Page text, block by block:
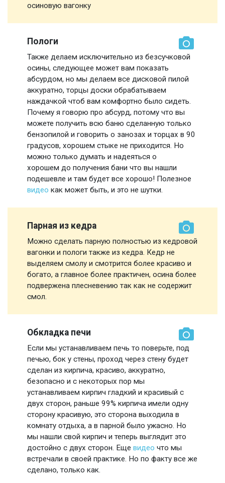
осиновую вагонку
Пологи
Также делаем исключительно из безсучковой
осины, следующее может вам показать
абсурдом, но мы делаем все дисковой пилой
аккуратно, торцы доски обрабатываем
наждачкой чтоб вам комфортно было сидеть.
Почему я говорю про абсурд, потому что вы
можете получить всю баню сделанную только
бензопилой и говорить о занозах и торцах в 90
градусов, хорошем стыке не приходится. Но
можно только думать и надеяться о
хорошем до получения бани что вы нашли
подешевле и там будет все хорошо! Полезное
видео как может быть, и это не шутки.
Парная из кедра
Можно сделать парную полностью из кедровой
вагонки и пологи также из кедра. Кедр не
выделяем смолу и смотрится более красиво и
богато, а главное более практичен, осина более
подвержена плесневению так как не содержит
смол.
Обкладка печи
Если мы устанавливаем печь то поверьте, под
печью, бок у стены, проход через стену будет
сделан из кирпича, красиво, аккуратно,
безопасно и с некоторых пор мы
устанавливаем кирпич гладкий и красивый с
двух сторон, раньше 99% кирпича имели одну
сторону красивую, это сторона выходила в
комнату отдыха, а в парной было ужасно. Но
мы нашли свой кирпич и теперь выглядит это
достойно с двух сторон. Еще видео что мы
встречали в своей практике. Но по факту все же
сделано, только как.